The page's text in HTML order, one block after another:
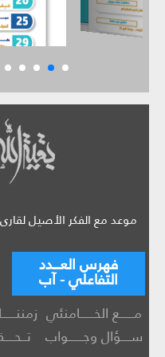
موعد مع الفكر الأصيل
فهرس العـــدد
التفاعلي - آب
مــــــع الخــــــامنئي
ســــؤال وجــــــواب